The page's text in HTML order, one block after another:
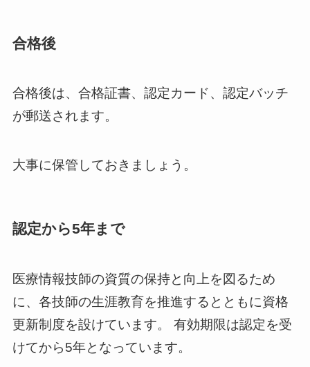
合格後
合格後は、合格証書、認定カード、認定バッチ
が郵送されます。
大事に保管しておきましょう。
認定から5年まで
医療情報技師の資質の保持と向上を図るため
に、各技師の生涯教育を推進するとともに資格
更新制度を設けています。 有効期限は認定を受
けてから5年となっています。